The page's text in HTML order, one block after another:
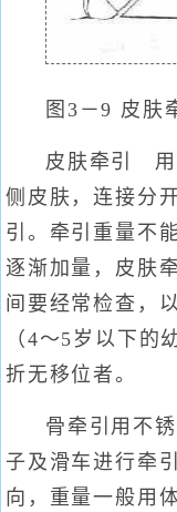
图3－9 皮肤
皮肤牵引 用
侧皮肤，连接分
引。牵引重量不
逐渐加量，皮肤
间要经常检查，
（4～5岁以下的
折无移位者。
骨牵引用不
子及滑车进行牵
向，重量一般用